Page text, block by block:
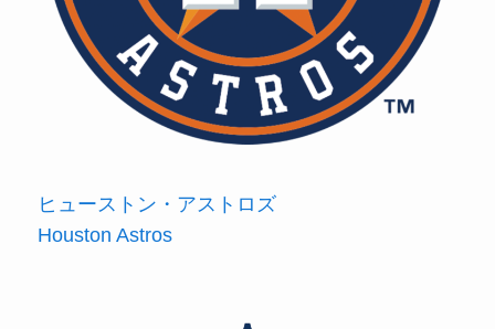
ヒューストン・アストロズ
Houston Astros